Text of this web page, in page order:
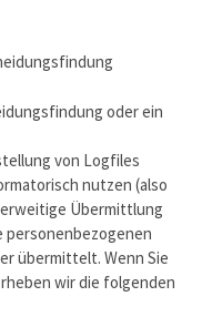
oder ein
von Logfiles
nutzen (also
Übermittlung
personenbezogenen
übermittelt. Wenn Sie
wir die folgenden